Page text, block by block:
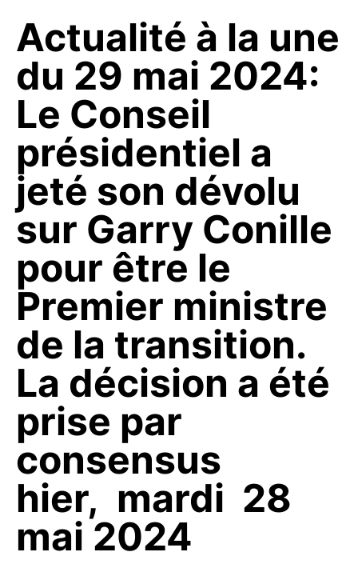
Actualité à la une
du 29 mai 2024:
Le Conseil
présidentiel a
jeté son dévolu
sur Garry Conille
pour être le
Premier ministre
de la transition.
La décision a été
prise par
consensus
hier, mardi 28
mai 2024